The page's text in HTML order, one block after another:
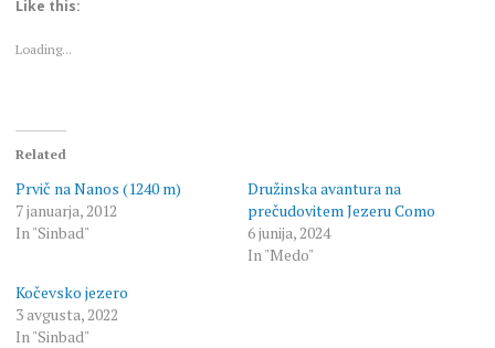
in
Like this:
Loading...
Related
Prvič na Nanos (1240 m)
7 januarja, 2012
In "Sinbad"
Družinska avantura na
prečudovitem Jezeru Como
6 junija, 2024
In "Medo"
Kočevsko jezero
3 avgusta, 2022
In "Sinbad"